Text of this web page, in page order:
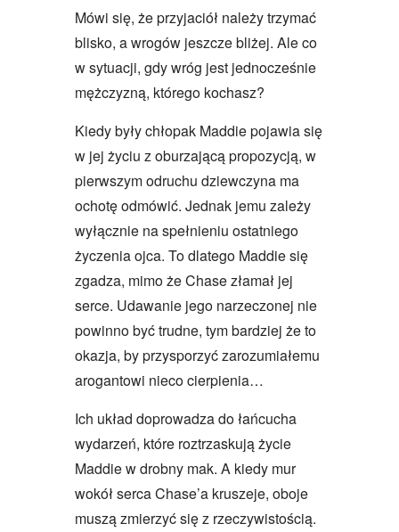
Mówi się, że przyjaciół należy trzymać
blisko, a wrogów jeszcze bliżej. Ale co
w sytuacji, gdy wróg jest jednocześnie
mężczyzną, którego kochasz?
Kiedy były chłopak Maddie pojawia się
w jej życiu z oburzającą propozycją, w
pierwszym odruchu dziewczyna ma
ochotę odmówić. Jednak jemu zależy
wyłącznie na spełnieniu ostatniego
życzenia ojca. To dlatego Maddie się
zgadza, mimo że Chase złamał jej
serce. Udawanie jego narzeczonej nie
powinno być trudne, tym bardziej że to
okazja, by przysporzyć zarozumiałemu
arogantowi nieco cierpienia…
Ich układ doprowadza do łańcucha
wydarzeń, które roztrzaskują życie
Maddie w drobny mak. A kiedy mur
wokół serca Chase’a kruszeje, oboje
muszą zmierzyć się z rzeczywistością.